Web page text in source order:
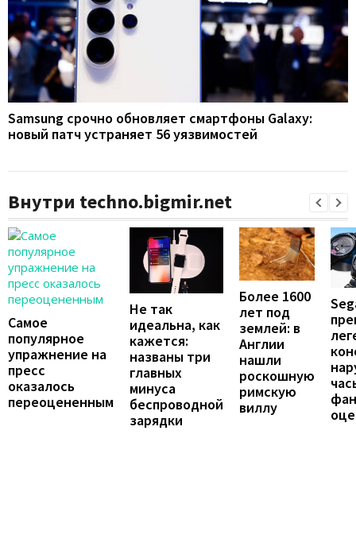
Samsung срочно обновляет смартфоны Galaxy:
новый патч устраняет 56 уязвимостей
Внутри techno.bigmir.net
Самое
популярное
упражнение на
пресс
оказалось
переоцененным
Не так
идеальна, как
кажется:
названы три
главных
минуса
беспроводной
зарядки
Более 1600
лет под
землей: в
Англии
нашли
роскошную
римскую
виллу